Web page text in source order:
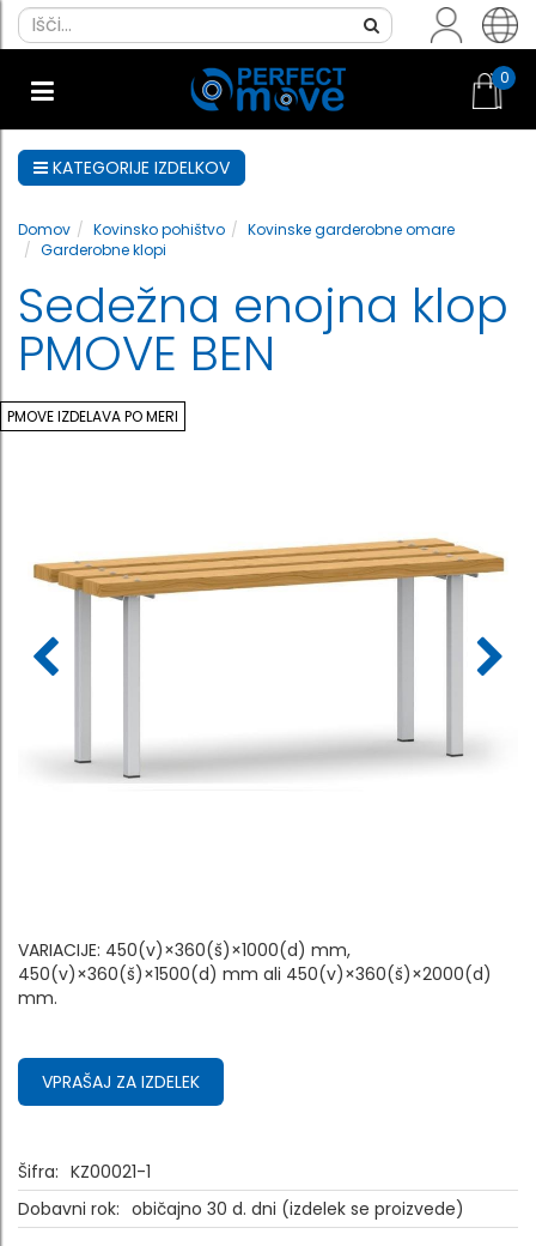
0
KATEGORIJE IZDELKOV
Domov Kovinsko pohištvo
Kovinske garderobne omare
Garderobne klopi
Sedežna enojna klop
PMOVE BEN
PMOVE IZDELAVA PO MERI
VARIACIJE: 450(v)×360(š)×1000(d) mm,
450(v)×360(š)×1500(d) mm ali 450(v)×360(š)×2000(d)
mm.
VPRAŠAJ ZA IZDELEK
Šifra: KZ00021-1
Dobavni rok: običajno 30 d. dni (izdelek se proizvede)